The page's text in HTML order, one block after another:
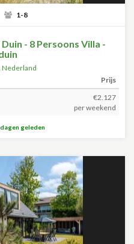
1-8
- 8 Persoons Villa -
Nederland
Prijs
€2.127
per weekend
geleden